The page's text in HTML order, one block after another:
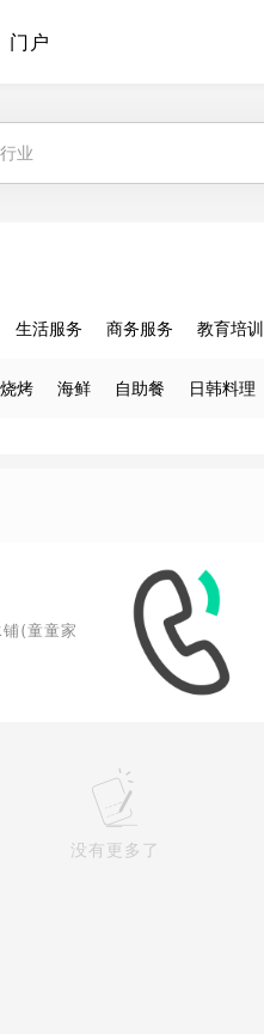
门户
生活服务 商务服务 教育培训
烤 海鲜 自助餐 日韩料理
(童童家
没有更多了